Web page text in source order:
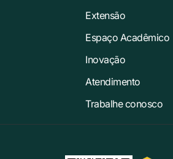
Extensão
Espaço Acadêmico
Inovação
Atendimento
Trabalhe conosco